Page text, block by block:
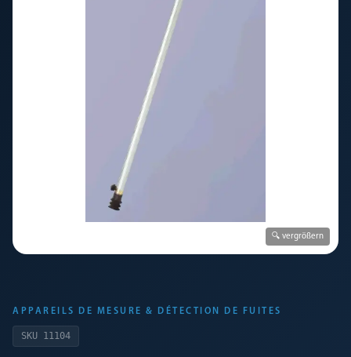
🔍 vergrößern
APPAREILS DE MESURE & DÉTECTION DE FUITES
SKU 11104